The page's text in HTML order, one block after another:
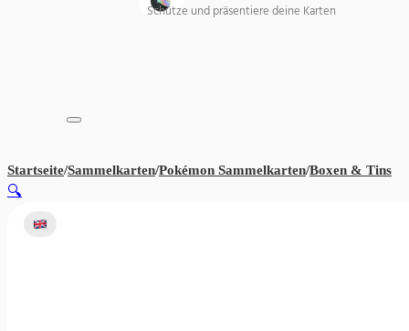
Schütze und präsentiere deine Karten
Startseite/Sammelkarten/Pokémon Sammelkarten/Boxen & Tins
🔍